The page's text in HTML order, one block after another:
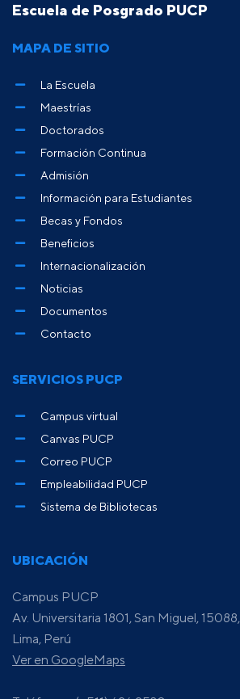
Escuela de Posgrado PUCP
UBICACIÓN
Campus PUCP
Av. Universitaria 1801, San Miguel, 15088,
Lima, Perú
Ver en GoogleMaps
MAPA DE SITIO
La Escuela
Maestrías
Doctorados
Formación Continua
Admisión
Información para Estudiantes
Becas y Fondos
Beneficios
Internacionalización
Noticias
Documentos
Contacto
SERVICIOS PUCP
Campus virtual
Canvas PUCP
Correo PUCP
Empleabilidad PUCP
Sistema de Bibliotecas